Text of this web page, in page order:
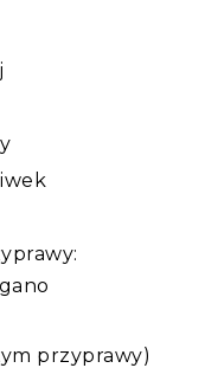
przyprawy)